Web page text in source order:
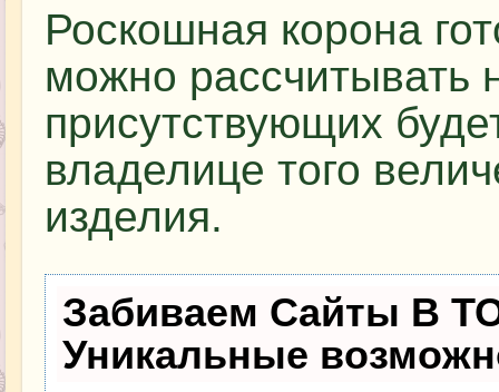
Роскошная корона
можно рассчитывать
присутствующих
владелице того
изделия.
Забиваем Сайты В
Уникальные